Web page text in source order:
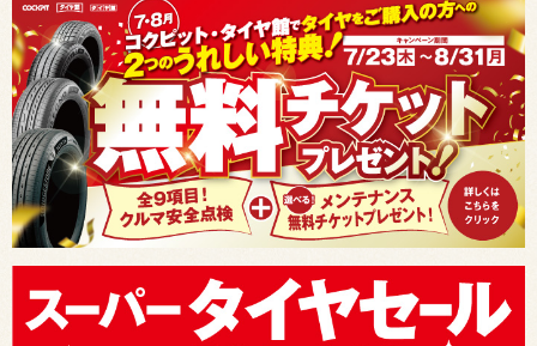
受け出来ない場合がございます。店舗までお問い合わせください。電話も込み合うことが予想さ
日：2026年8月の定休日 毎週 火曜日と水曜日 8月10日(月曜日) から 8月14日(金曜